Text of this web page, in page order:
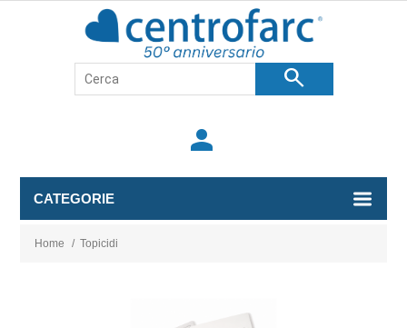
search
person
CATEGORIE
Home / Topicidi